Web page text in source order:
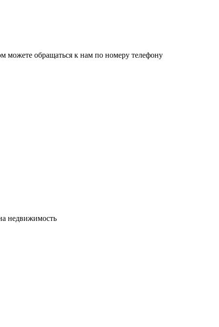
можете обращаться к нам по номеру телефону
недвижимость